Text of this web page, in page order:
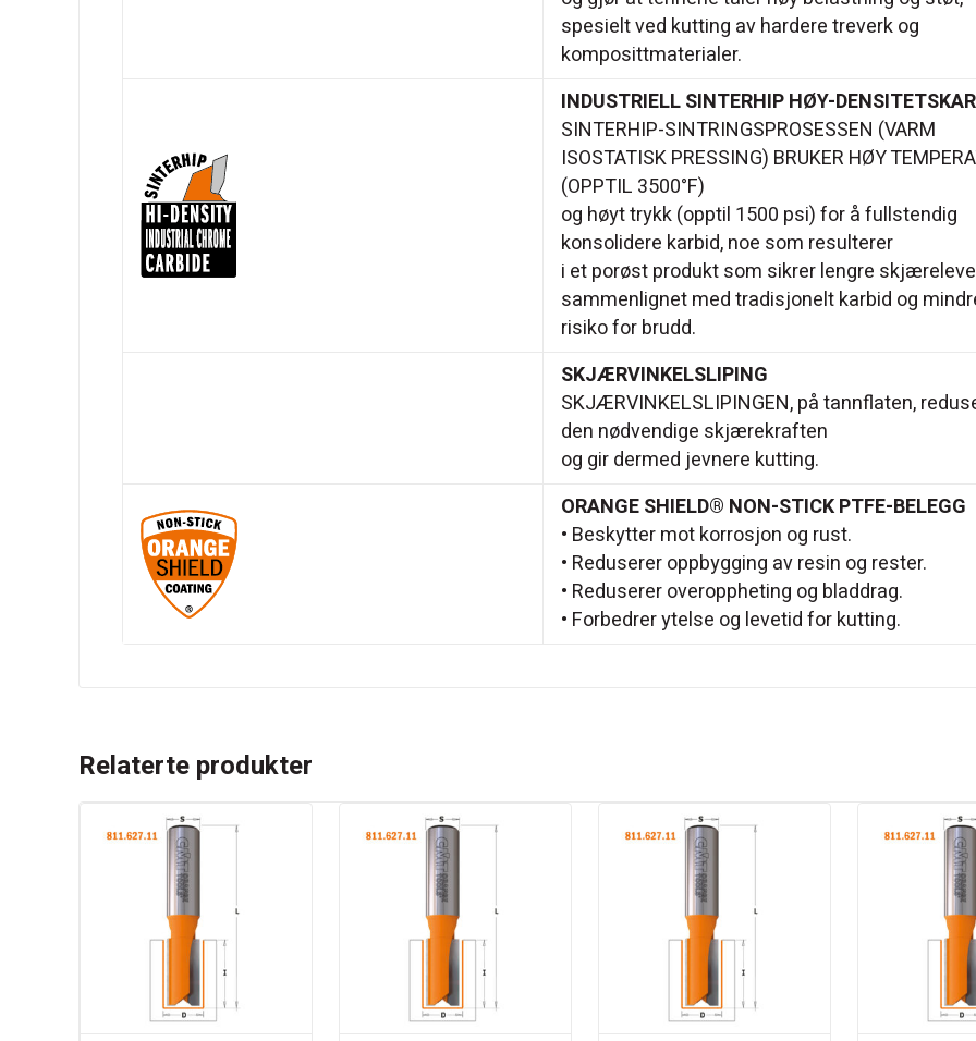
spesielt ved kutting av hardere treverk og
komposittmaterialer.
INDUSTRIELL SINTERHIP HØY-
SINTERHIP-SINTRINGSPROSESSEN (VARM
ISOSTATISK PRESSING) BRUKER HØY
(OPPTIL 3500°F)
og høyt trykk (opptil 1500 psi) for å fullstendig
konsolidere karbid, noe som resulterer
i et porøst produkt som sikrer lengre
sammenlignet med tradisjonelt karbid og
risiko for brudd.
SKJÆRVINKELSLIPING
SKJÆRVINKELSLIPINGEN, på tannflaten,
den nødvendige skjærekraften
og gir dermed jevnere kutting.
ORANGE SHIELD® NON-STICK PTFE-BELEGG
• Beskytter mot korrosjon og rust.
• Reduserer oppbygging av resin og rester.
• Reduserer overoppheting og bladdrag.
• Forbedrer ytelse og levetid for kutting.
Relaterte produkter